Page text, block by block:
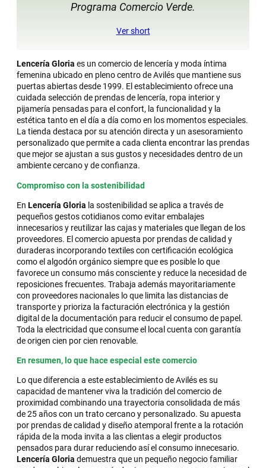
Programa Comercio Verde.
Ver short
Lencería Gloria es un comercio de lencería y moda íntima
femenina ubicado en pleno centro de Avilés que mantiene sus
puertas abiertas desde 1999. El establecimiento ofrece una
cuidada selección de prendas de lencería, ropa interior y
pijamería pensadas para el confort, la funcionalidad y la
estética tanto en el día a día como en los momentos especiales.
La tienda destaca por su atención directa y un asesoramiento
personalizado que permite a cada clienta encontrar las prendas
que mejor se ajustan a sus gustos y necesidades dentro de un
ambiente cercano y de confianza.
Compromiso con la sostenibilidad
En Lencería Gloria la sostenibilidad se aplica a través de
pequeños gestos cotidianos como evitar embalajes
innecesarios y reutilizar las cajas y materiales que llegan de los
proveedores. El comercio apuesta por prendas de calidad y
duraderas incorporando textiles con certificación ecológica
como el algodón orgánico siempre que es posible lo que
favorece un consumo más consciente y reduce la necesidad de
reposiciones frecuentes. Trabaja además mayoritariamente
con proveedores nacionales lo que limita las distancias de
transporte y prioriza la facturación electrónica y la gestión
digital de la documentación para reducir el consumo de papel.
Toda la electricidad que consume el local cuenta con garantía
de origen cien por cien renovable.
En resumen, lo que hace especial este comercio
Lo que diferencia a este establecimiento de Avilés es su
capacidad de mantener viva la tradición del comercio de
proximidad combinando una trayectoria consolidada de más
de 25 años con un trato cercano y personalizado. Su apuesta
por prendas de calidad y diseño atemporal frente a la rotación
rápida de la moda invita a las clientas a elegir productos
pensados para durar reduciendo así el consumo innecesario.
Lencería Gloria demuestra que un pequeño negocio familiar